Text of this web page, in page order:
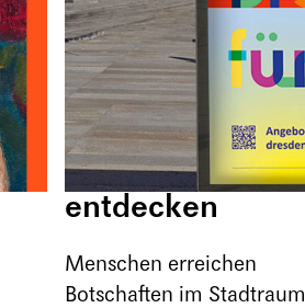
entdecken
Menschen erreichen
Botschaften im Stadtraum